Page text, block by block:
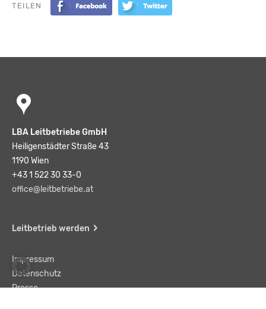
TEILEN
LBA Leitbetriebe GmbH
Heiligenstädter Straße 43
1190 Wien
+43 1 522 30 33-0
office@leitbetriebe.at
Leitbetrieb werden
Impressum
Datenschutz
Presse